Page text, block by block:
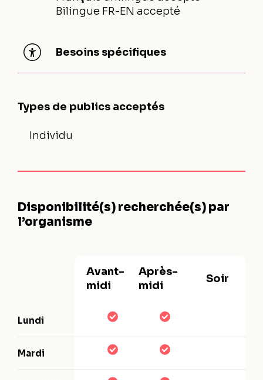
Bilingue FR-EN accepté
Besoins spécifiques
Types de publics acceptés
Individu
Disponibilité(s) recherchée(s) par
l’organisme
Avant-
midi
Après-
midi
Soir
Lundi
Mardi